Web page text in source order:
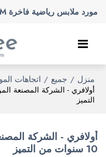
مورد ملابس رياضية فاخرة OEM/ODM
منزل / جميع / اتجاهات
التميز
أولافري - الشركة
10 سنوات من التميز